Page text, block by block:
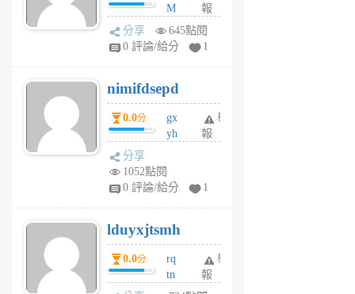
M
U
F
U
5
個
月
報
分享
645點閱
0 評論/給分
1
nimifdsepd
0.0分
gx
yh
jl
月
前
舉
報
分享
1052點閱
0 評論/給分
1
lduyxjtsmh
0.0分
rq
tn
jt
舉
報